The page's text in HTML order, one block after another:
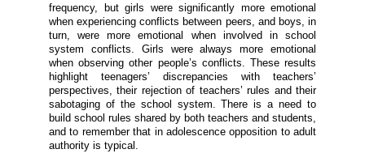
frequency, but girls were significantly more emotional
when experiencing conflicts between peers, and boys, in
turn, were more emotional when involved in school
system conflicts. Girls were always more emotional
when observing other people’s conflicts. These results
highlight teenagers’ discrepancies with teachers’
perspectives, their rejection of teachers’ rules and their
sabotaging of the school system. There is a need to
build school rules shared by both teachers and students,
and to remember that in adolescence opposition to adult
authority is typical.